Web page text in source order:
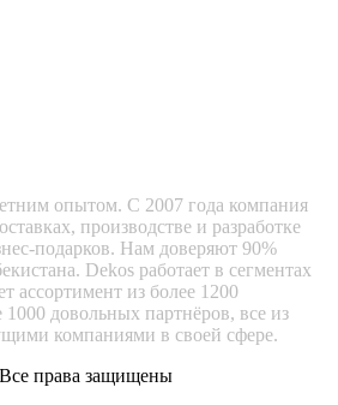
опытом. С 2007 года компания
производстве и разработке
подарков. Нам доверяют 90%
Dekos работает в сегментах
ассортимент из более 1200
довольных партнёров, все из
компаниями в своей сфере.
права защищены